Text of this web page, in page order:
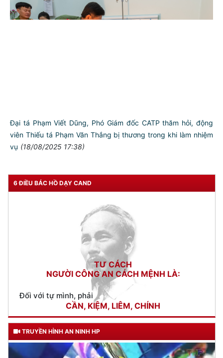
Đại tá Phạm Viết Dũng, Phó Giám đốc CATP thăm hỏi, động
viên Thiếu tá Phạm Văn Thắng bị thương trong khi làm nhiệm
vụ (18/08/2025 17:38)
6 ĐIỀU BÁC HỒ DẠY CAND
TƯ CÁCH
NGƯỜI CÔNG AN CÁCH MỆNH LÀ:
Đối với tự mình, phải
CẦN, KIỆM, LIÊM, CHÍNH
Đối với đồng sự, phải
THÂN ÁI GIÚP ĐỠ
Đối với chính phủ, phải
TUYỆT ĐỐI TRUNG THÀNH
Đối với nhân dân, phải
TRUYỀN HÌNH AN NINH HP